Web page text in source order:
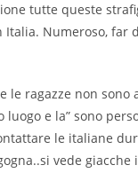
tutte queste
Numeroso, far
ragazze non sono
e la” sono
le italiane
vede